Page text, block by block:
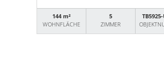
144 m²
WOHNFLÄCHE
5
ZIMMER